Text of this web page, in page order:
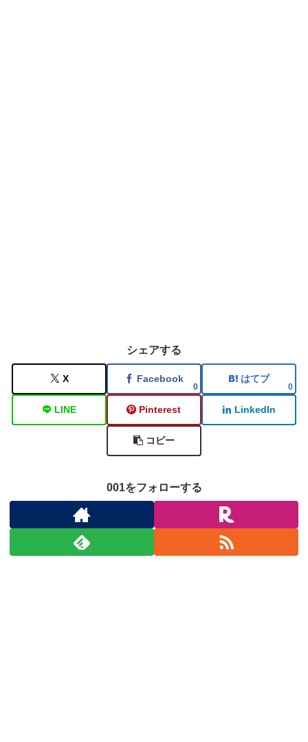
シェアする
X Facebook
0
はてブ
0
LINE Pinterest LinkedIn
コピー
001をフォローする